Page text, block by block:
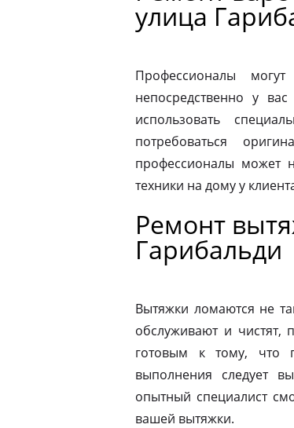
улица
Профессионалы
непосредственно у
использовать
потребоваться
профессионалы может
техники на дому у
Ремонт
Гарибальди
Вытяжки ломаются не
обслуживают и чистят,
готовым к тому, что
выполнения следует
опытный специалист
вашей вытяжки.